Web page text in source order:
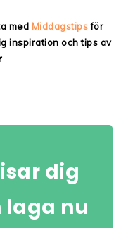
med Middagstipsför
inspiration och tips av
dig
laga nu